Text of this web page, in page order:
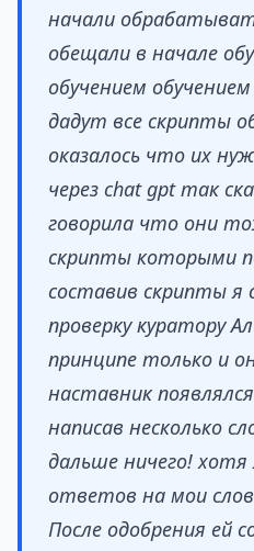
начали
обещали в начале
обучением
дадут все скрипты
оказалось что их
через chat gpt так
говорила что они
скрипты которыми
составив скрипты я
проверку куратору
принципе только и
наставник
написав несколько
дальше ничего!
ответов на мои
После одобрения ей